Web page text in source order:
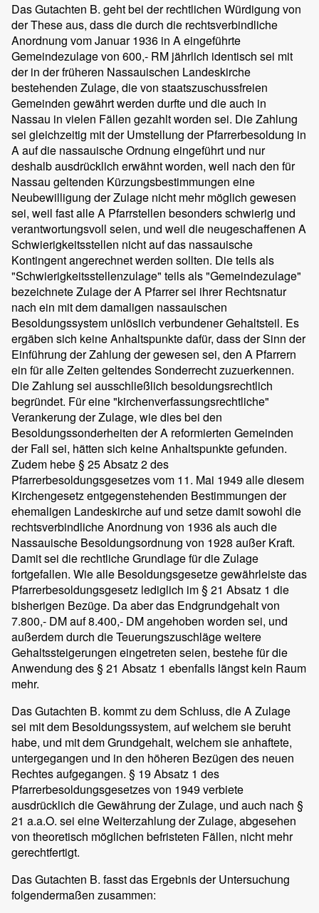
Das Gutachten B. geht bei der rechtlichen Würdigung von
der These aus, dass die durch die rechtsverbindliche
Anordnung vom Januar 1936 in A eingeführte
Gemeindezulage von 600,- RM jährlich identisch sei mit
der in der früheren Nassauischen Landeskirche
bestehenden Zulage, die von staatszuschussfreien
Gemeinden gewährt werden durfte und die auch in
Nassau in vielen Fällen gezahlt worden sei. Die Zahlung
sei gleichzeitig mit der Umstellung der Pfarrerbesoldung in
A auf die nassauische Ordnung eingeführt und nur
deshalb ausdrücklich erwähnt worden, weil nach den für
Nassau geltenden Kürzungsbestimmungen eine
Neubewilligung der Zulage nicht mehr möglich gewesen
sei, weil fast alle A Pfarrstellen besonders schwierig und
verantwortungsvoll seien, und weil die neugeschaffenen A
Schwierigkeitsstellen nicht auf das nassauische
Kontingent angerechnet werden sollten. Die teils als
"Schwierigkeitsstellenzulage" teils als "Gemeindezulage"
bezeichnete Zulage der A Pfarrer sei ihrer Rechtsnatur
nach ein mit dem damaligen nassauischen
Besoldungssystem unlöslich verbundener Gehaltsteil. Es
ergäben sich keine Anhaltspunkte dafür, dass der Sinn der
Einführung der Zahlung der gewesen sei, den A Pfarrern
ein für alle Zeiten geltendes Sonderrecht zuzuerkennen.
Die Zahlung sei ausschließlich besoldungsrechtlich
begründet. Für eine "kirchenverfassungsrechtliche"
Verankerung der Zulage, wie dies bei den
Besoldungssonderheiten der A reformierten Gemeinden
der Fall sei, hätten sich keine Anhaltspunkte gefunden.
Zudem hebe § 25 Absatz 2 des
Pfarrerbesoldungsgesetzes vom 11. Mai 1949 alle diesem
Kirchengesetz entgegenstehenden Bestimmungen der
ehemaligen Landeskirche auf und setze damit sowohl die
rechtsverbindliche Anordnung von 1936 als auch die
Nassauische Besoldungsordnung von 1928 außer Kraft.
Damit sei die rechtliche Grundlage für die Zulage
fortgefallen. Wie alle Besoldungsgesetze gewährleiste das
Pfarrerbesoldungsgesetz lediglich im § 21 Absatz 1 die
bisherigen Bezüge. Da aber das Endgrundgehalt von
7.800,- DM auf 8.400,- DM angehoben worden sei, und
außerdem durch die Teuerungszuschläge weitere
Gehaltssteigerungen eingetreten seien, bestehe für die
Anwendung des § 21 Absatz 1 ebenfalls längst kein Raum
mehr.
Das Gutachten B. kommt zu dem Schluss, die A Zulage
sei mit dem Besoldungssystem, auf welchem sie beruht
habe, und mit dem Grundgehalt, welchem sie anhaftete,
untergegangen und in den höheren Bezügen des neuen
Rechtes aufgegangen. § 19 Absatz 1 des
Pfarrerbesoldungsgesetzes von 1949 verbiete
ausdrücklich die Gewährung der Zulage, und auch nach §
21 a.a.O. sei eine Weiterzahlung der Zulage, abgesehen
von theoretisch möglichen befristeten Fällen, nicht mehr
gerechtfertigt.
Das Gutachten B. fasst das Ergebnis der Untersuchung
folgendermaßen zusammen: